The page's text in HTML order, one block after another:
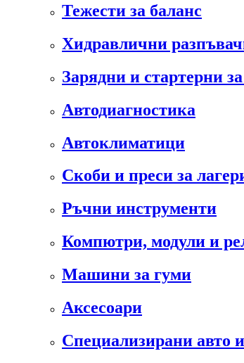
Тежести за баланс
Хидравлични
Зарядни и стартерни
Автодиагностика
Автоклиматици
Скоби и преси за
Ръчни инструменти
Компютри, модули и
Машини за гуми
Аксесоари
Специализирани авто